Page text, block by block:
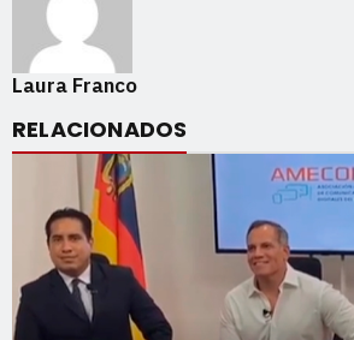
Laura Franco
RELACIONADOS